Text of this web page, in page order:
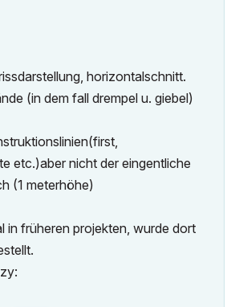
horizontalschnitt.
(in dem fall drempel u. giebel)
etc.)aber nicht der eingentliche
(1 meterhöhe)
in früheren projekten, wurde dort